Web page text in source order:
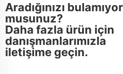
Aradığınızı bulamıyor
musunuz?
Daha fazla ürün için
danışmanlarımızla
iletişime geçin.